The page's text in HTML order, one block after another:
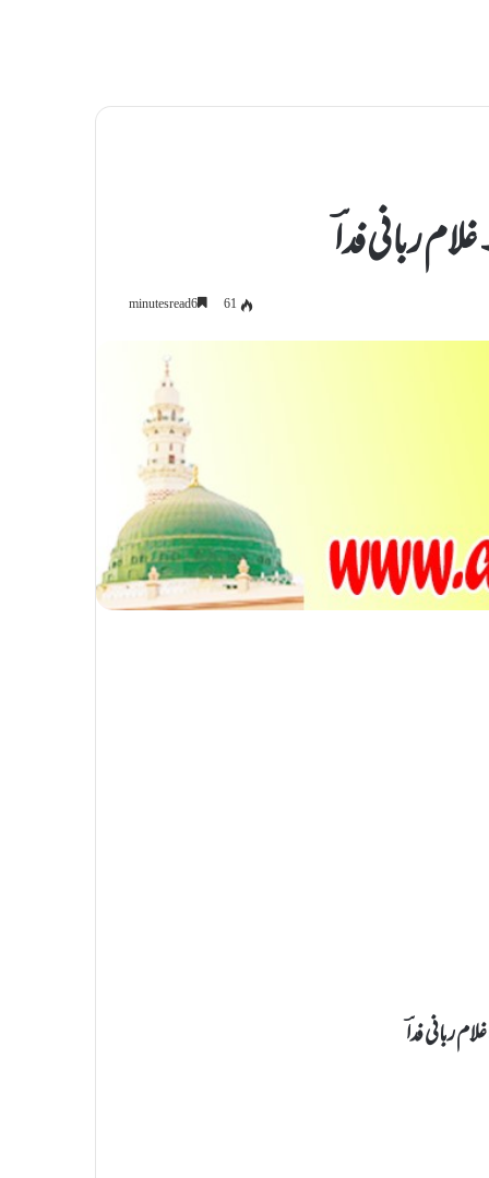
ربانی فداؔ
61
ربانی فداؔ